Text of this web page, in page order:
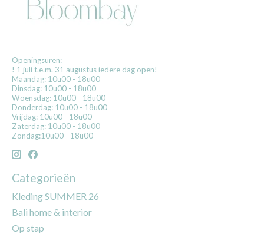
Openingsuren:
! 1 juli t.e.m. 31 augustus iedere dag open!
Maandag: 10u00 - 18u00
Dinsdag: 10u00 - 18u00
Woensdag: 10u00 - 18u00
Donderdag: 10u00 - 18u00
Vrijdag: 10u00 - 18u00
Zaterdag: 10u00 - 18u00
Zondag:10u00 - 18u00
Categorieën
Kleding SUMMER 26
Bali home & interior
Op stap